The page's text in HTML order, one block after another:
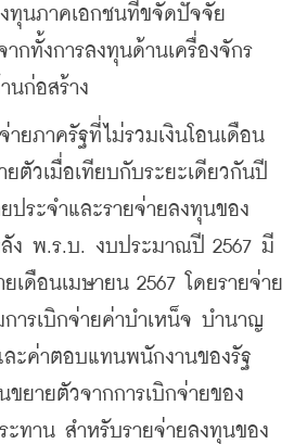
นภาคเอกชนที่ขจัดปัจจัย
กทั้งการลงทุนด้านเครื่องจักร
นก่อสร้าง
าครัฐที่ไม่รวมเงินโอนเดือน
ตัวเมื่อเทียบกับระยะเดียวกันปี
ประจำและรายจ่ายลงทุนของ
ง พ.ร.บ. งบประมาณปี 2567 มี
เดือนเมษายน 2567 โดยรายจ่าย
ารเบิกจ่ายค่าบำเหน็จ บำนาญ
ะค่าตอบแทนพนักงานของรัฐ
ยายตัวจากการเบิกจ่ายของ
ะทาน สำหรับรายจ่ายลงทุนของ